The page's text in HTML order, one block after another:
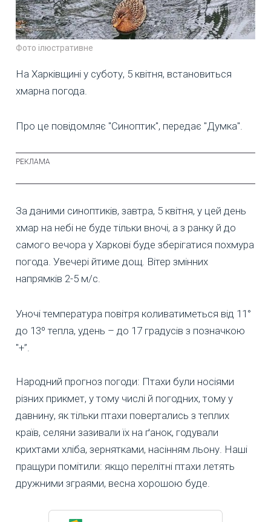
Фото ілюстративне
На Харківщині у суботу, 5 квітня, встановиться
хмарна погода.
Про це повідомляє "Синоптик", передає "Думка".
За даними синоптиків, завтра, 5 квітня, у цей день
хмар на небі не буде тільки вночі, а з ранку й до
самого вечора у Харкові буде зберігатися похмура
погода. Увечері йтиме дощ. Вітер змінних
напрямків 2-5 м/с.
Уночі температура повітря коливатиметься від 11°
до 13º тепла, удень – до 17 градусів з позначкою
"+”.
Народний прогноз погоди: Птахи були носіями
різних прикмет, у тому числі й погодних, тому у
давнину, як тільки птахи повертались з теплих
країв, селяни зазивали їх на ґанок, годували
крихтами хліба, зернятками, насінням льону. Наші
пращури помітили: якщо перелітні птахи летять
дружними зграями, весна хорошою буде.